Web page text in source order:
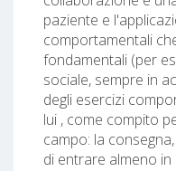
paziente e
comportamentali
fondamentali (per
sociale, sempre in
degli esercizi
lui , come compito
campo: la
di entrare almeno